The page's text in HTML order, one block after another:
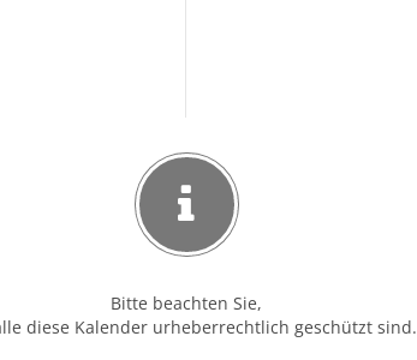
Bitte beachten Sie,
diese Kalender urheberrechtlich geschützt sind.